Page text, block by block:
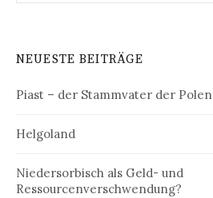
NEUESTE BEITRÄGE
Piast – der Stammvater der Polen
Helgoland
Niedersorbisch als Geld- und
Ressourcenverschwendung?